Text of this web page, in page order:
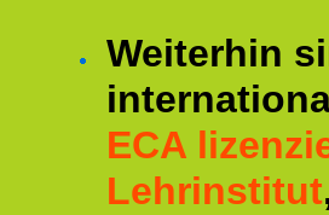
Weiterhin
ECA
Lehrinstitut